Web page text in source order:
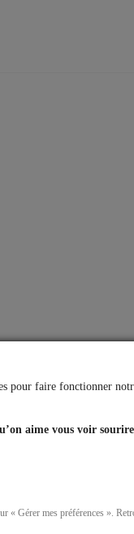
pour faire fonctionner
aime vous voir
Gérer mes préférences ».